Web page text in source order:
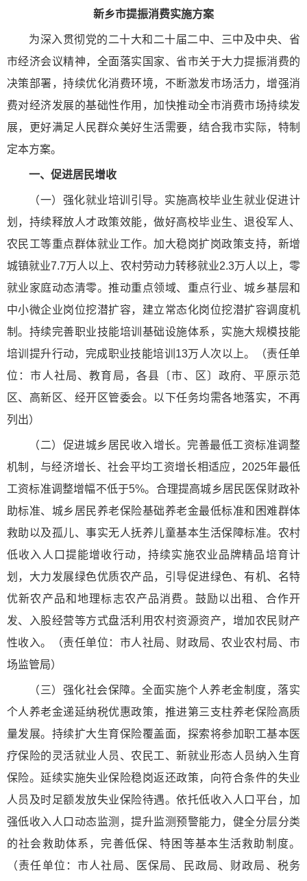
新乡市提振消费实施方案
为深入贯彻党的二十大和二十届二中、三中及中央、省
市经济会议精神，全面落实国家、省市关于大力提振消费的
决策部署，持续优化消费环境，不断激发市场活力，增强消
费对经济发展的基础性作用，加快推动全市消费市场持续发
展，更好满足人民群众美好生活需要，结合我市实际，特制
定本方案。
一、促进居民增收
（一）强化就业培训引导。实施高校毕业生就业促进计
划，持续释放人才政策效能，做好高校毕业生、退役军人、
农民工等重点群体就业工作。加大稳岗扩岗政策支持，新增
城镇就业7.7万人以上、农村劳动力转移就业2.3万人以上，零
就业家庭动态清零。推动重点领域、重点行业、城乡基层和
中小微企业岗位挖潜扩容，建立常态化岗位挖潜扩容调度机
制。持续完善职业技能培训基础设施体系，实施大规模技能
培训提升行动，完成职业技能培训13万人次以上。（责任单
位：市人社局、教育局，各县〔市、区〕政府、平原示范
区、高新区、经开区管委会。以下任务均需各地落实，不再
列出）
（二）促进城乡居民收入增长。完善最低工资标准调整
机制，与经济增长、社会平均工资增长相适应，2025年最低
工资标准调整增幅不低于5%。合理提高城乡居民医保财政补
助标准、城乡居民养老保险基础养老金最低标准和困难群体
救助以及孤儿、事实无人抚养儿童基本生活保障标准。农村
低收入人口提能增收行动，持续实施农业品牌精品培育计
划，大力发展绿色优质农产品，引导促进绿色、有机、名特
优新农产品和地理标志农产品消费。鼓励以出租、合作开
发、入股经营等方式盘活利用农村资源资产，增加农民财产
性收入。（责任单位：市人社局、财政局、农业农村局、市
场监管局）
（三）强化社会保障。全面实施个人养老金制度，落实
个人养老金递延纳税优惠政策，推进第三支柱养老保险高质
量发展。持续扩大生育保险覆盖面，探索将参加职工基本医
疗保险的灵活就业人员、农民工、新就业形态人员纳入生育
保险。延续实施失业保险稳岗返还政策，向符合条件的失业
人员及时足额发放失业保险待遇。依托低收入人口平台，加
强低收入人口动态监测，提升监测预警能力，健全分层分类
的社会救助体系，完善低保、特困等基本生活救助制度。
（责任单位：市人社局、医保局、民政局、财政局、税务